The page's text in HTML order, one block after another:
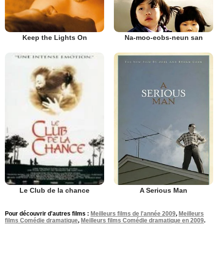
Keep the Lights On Na-moo-eobs-neun san
Le Club de la chance A Serious Man
Pour découvrir d'autres films : Meilleurs films de l'année 2009, Meilleurs
films Comédie dramatique, Meilleurs films Comédie dramatique en 2009.